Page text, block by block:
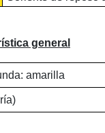
general
amarilla